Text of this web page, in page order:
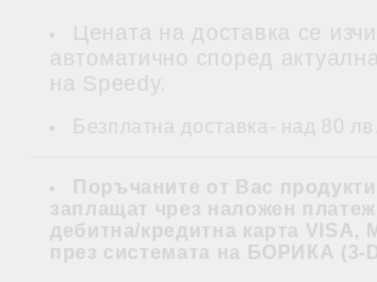
Цената на доставка се
автоматично според
на Speedy.
Безплатна доставка- над 80
Поръчаните от Вас
заплащат чрез наложен платеж
дебитна/кредитна карта VISA,
през системата на БОРИКА (3-